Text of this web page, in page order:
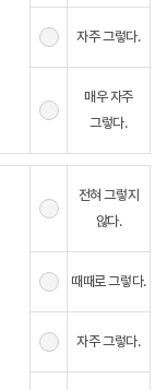
자주 그렇다.
매우 자주
그렇다.
전혀 그렇지
않다.
때때로 그렇다.
자주 그렇다.